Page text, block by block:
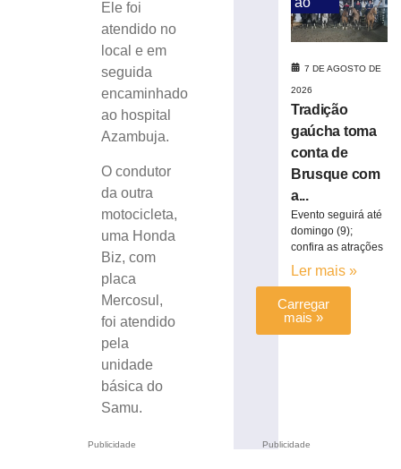
Publicidade
Ele foi
atendido no
local e em
seguida
encaminhado
ao hospital
Azambuja.
O condutor
da outra
motocicleta,
uma Honda
Biz, com
placa
Mercosul,
foi atendido
pela
unidade
básica do
Samu.
mangue
Carregar
mais »
Publicidade
7 DE AGOSTO DE
2026
Tradição
gaúcha toma
conta de
Brusque com
a...
Evento seguirá até
domingo (9);
confira as atrações
Ler mais »